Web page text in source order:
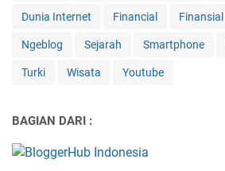
Dunia Internet Financial Finansial
Ngeblog Sejarah Smartphone
Turki Wisata Youtube
BAGIAN DARI :